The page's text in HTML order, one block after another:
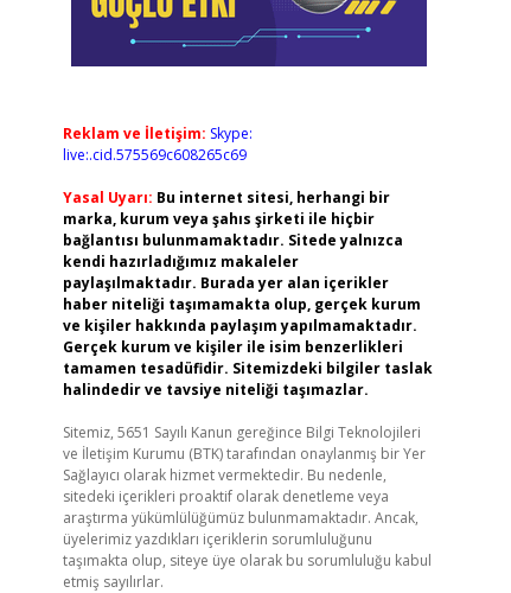
Reklam ve İletişim: Skype:
live:.cid.575569c608265c69
Yasal Uyarı: Bu internet sitesi, herhangi bir
marka, kurum veya şahıs şirketi ile hiçbir
bağlantısı bulunmamaktadır. Sitede yalnızca
kendi hazırladığımız makaleler
paylaşılmaktadır. Burada yer alan içerikler
haber niteliği taşımamakta olup, gerçek kurum
ve kişiler hakkında paylaşım yapılmamaktadır.
Gerçek kurum ve kişiler ile isim benzerlikleri
tamamen tesadüfidir. Sitemizdeki bilgiler taslak
halindedir ve tavsiye niteliği taşımazlar.
Sitemiz, 5651 Sayılı Kanun gereğince Bilgi Teknolojileri
ve İletişim Kurumu (BTK) tarafından onaylanmış bir Yer
Sağlayıcı olarak hizmet vermektedir. Bu nedenle,
sitedeki içerikleri proaktif olarak denetleme veya
araştırma yükümlülüğümüz bulunmamaktadır. Ancak,
üyelerimiz yazdıkları içeriklerin sorumluluğunu
taşımakta olup, siteye üye olarak bu sorumluluğu kabul
etmiş sayılırlar.